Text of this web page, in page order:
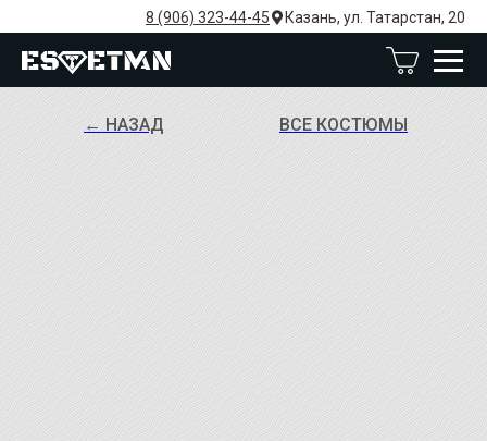
8 (906) 323-44-45 Казань, ул. Татарстан, 20
ВСЕ КОСТЮМЫ
← НАЗАД